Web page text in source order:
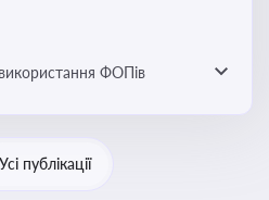
ФОПів
Усі публікації